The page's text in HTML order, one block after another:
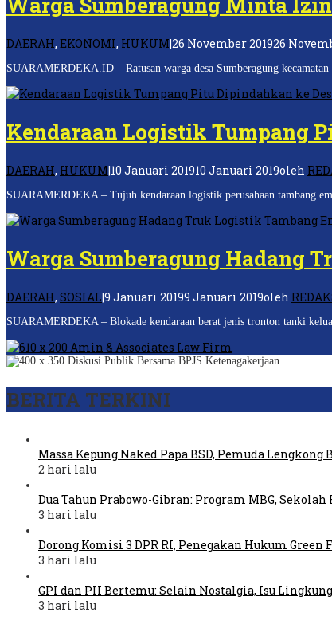
DAERAH, EKONOMI, HUKUM|26 November 201926
SUARAMERDEKA.ID – Ratusan warga desa Sumberagung
Kendaraan Logistik Tumpang
DAERAH, HUKUM|10 Januari 201910 Januari 2019oleh
SUARAMERDEKA – Tujuh kendaraan logistik perusahaan tambang
Warga Sumberagung Hadang
DAERAH, SOSIAL|9 Januari 20199 Januari 2019oleh
SUARAMERDEKA – Blokade kendaraan berat jenis tronton tanki
BERITA TERKINI
Massa Kepung Naked Papa BSD, Pemuda
2 hari lalu
Dua Tahun Prabowo-Gibran: Program MBG,
3 hari lalu
Dorong Komisi 3 DPR RI, Penegakan Hukum
3 hari lalu
GPI dan PII Bertemu: Selain Nostalgia, Isu
3 hari lalu